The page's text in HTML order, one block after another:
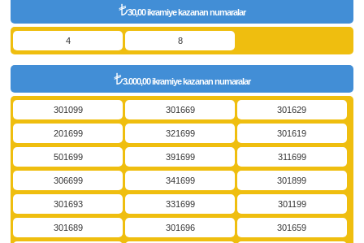
30,00 ikramiye kazanan numaralar
4 8
3.000,00 ikramiye kazanan numaralar
301099 301669 301629
201699 321699 301619
501699 391699 311699
306699 341699 301899
301693 331699 301199
301689 301696 301659